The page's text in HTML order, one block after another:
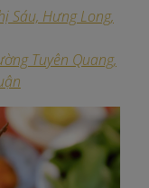
Sáu, Hưng Long,
Tuyên Quang,